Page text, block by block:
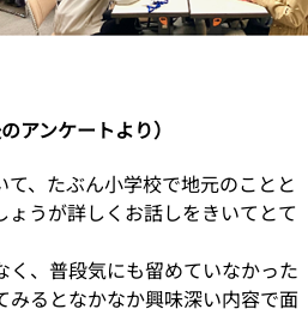
アンケートより）
て、たぶん小学校で地元のことと
ょうが詳しくお話しをきいてとて
く、普段気にも留めていなかった
みるとなかなか興味深い内容で面